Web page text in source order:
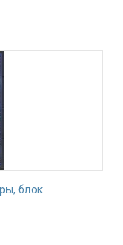
блок.